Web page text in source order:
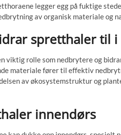
legger egg på fuktige
av organisk materiale og
spretthaler til i
viktig rolle som nedbrytere og
materiale fører til effektiv
av økosystemstruktur og
innendørs